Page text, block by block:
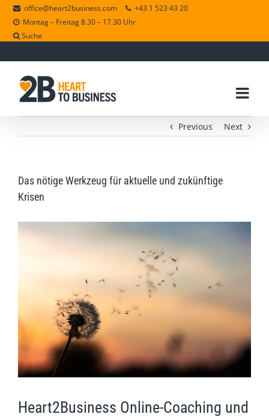
office@heart2business.com
+43 1 523 43 20
Montag – Freitag 8.30 – 17.30 Uhr
Suche
Previous Next
Das nötige Werkzeug für aktuelle und zukünftige
Krisen
View
Heart2Business Online-Coaching und